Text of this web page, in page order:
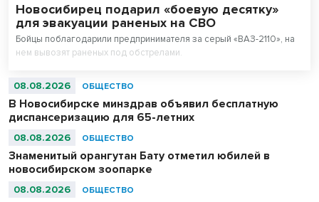
Новосибирец подарил «боевую десятку»
для эвакуации раненых на СВО
Бойцы поблагодарили предпринимателя за серый «ВАЗ-2110», на
нем вывозят раненых под обстрелами.
08.08.2026 ОБЩЕСТВО
В Новосибирске минздрав объявил бесплатную
диспансеризацию для 65-летних
08.08.2026 ОБЩЕСТВО
Знаменитый орангутан Бату отметил юбилей в
новосибирском зоопарке
08.08.2026 ОБЩЕСТВО